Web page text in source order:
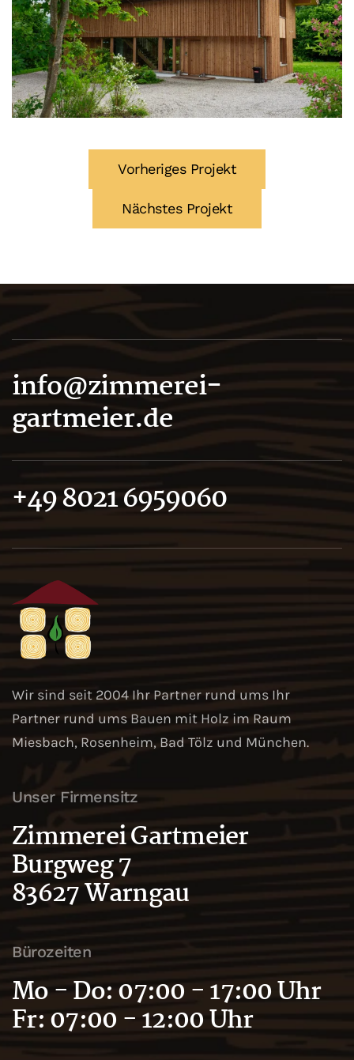
Vorheriges Projekt
Nächstes Projekt
info@zimmerei-
gartmeier.de
+49 8021 6959060
Wir sind seit 2004 Ihr Partner rund ums Ihr
Partner rund ums Bauen mit Holz im Raum
Miesbach, Rosenheim, Bad Tölz und München.
Unser Firmensitz
Zimmerei Gartmeier
Burgweg 7
83627 Warngau
Bürozeiten
Mo - Do: 07:00 - 17:00 Uhr
Fr: 07:00 - 12:00 Uhr